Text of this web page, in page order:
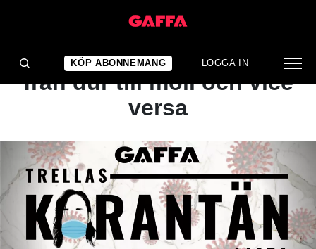
KÖP ABONNEMANG LOGGA IN
ARTIKEL
TK#2 – När klassiker går
från dur till moll och vice
versa